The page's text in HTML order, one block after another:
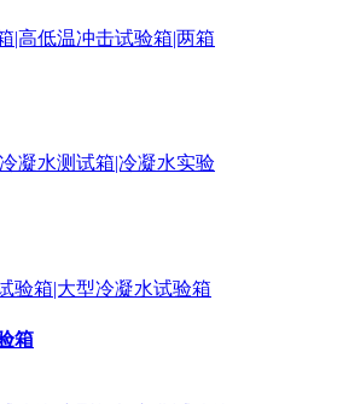
箱